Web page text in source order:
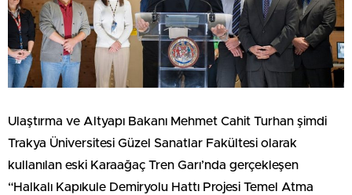
Ulaştırma ve Altyapı Bakanı Mehmet Cahit Turhan şimdi
Trakya Üniversitesi Güzel Sanatlar Fakültesi olarak
kullanılan eski Karaağaç Tren Garı’nda gerçekleşen
“Halkalı Kapıkule Demiryolu Hattı Projesi Temel Atma